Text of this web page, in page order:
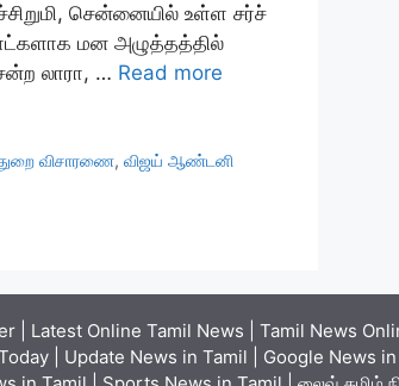
சென்னையில் உள்ள சர்ச்
மன அழுத்தத்தில்
லாரா, … Read more
விசாரணை,விஜய் ஆண்டனி
| Latest Online Tamil News | Tamil News
| Update News in Tamil | Google News